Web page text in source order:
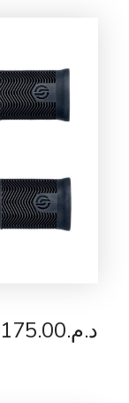
د.م.175.00